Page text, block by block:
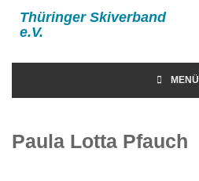
Thüringer Skiverband
e.V.
MENÜ
Paula Lotta Pfauch